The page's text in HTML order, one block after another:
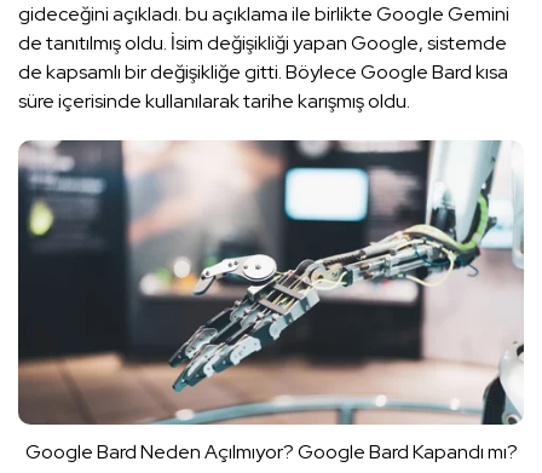
gideceğini açıkladı. bu açıklama ile birlikte Google Gemini
de tanıtılmış oldu. İsim değişikliği yapan Google, sistemde
de kapsamlı bir değişikliğe gitti. Böylece Google Bard kısa
süre içerisinde kullanılarak tarihe karışmış oldu.
Google Bard Neden Açılmıyor? Google Bard Kapandı mı?